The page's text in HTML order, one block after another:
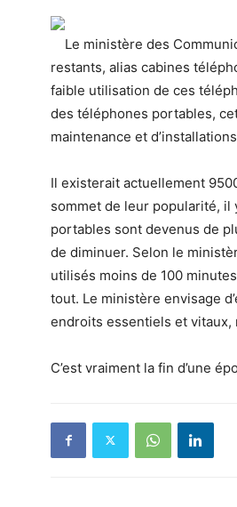
Le ministère des
restants, alias cabines
faible utilisation de ces
des téléphones portables,
maintenance et
Il existerait actuellement
sommet de leur popularité, il
portables sont devenus de
de diminuer. Selon le
utilisés moins de 100
tout. Le ministère envisage
endroits essentiels et vitaux,
C’est vraiment la fin d’une